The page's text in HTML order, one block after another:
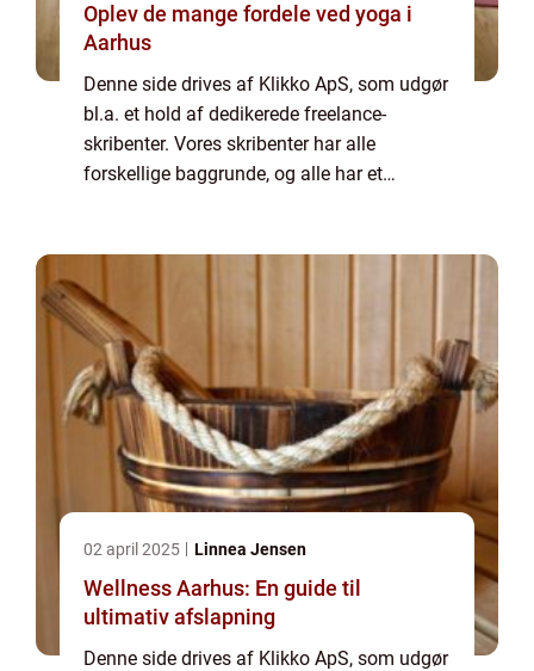
Oplev de mange fordele ved yoga i
Aarhus
Denne side drives af Klikko ApS, som udgør
bl.a. et hold af dedikerede freelance-
skribenter. Vores skribenter har alle
forskellige baggrunde, og alle har et
02 april 2025 Linnea Jensen
Wellness Aarhus: En guide til
ultimativ afslapning
Denne side drives af Klikko ApS, som udgør